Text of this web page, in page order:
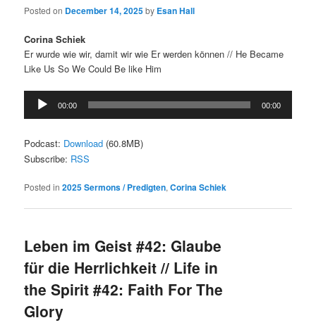
Posted on December 14, 2025by Esan Hall
Corina Schiek
Er wurde wie wir, damit wir wie Er werden können // He Became
Like Us So We Could Be like Him
Audio
Player
00:00 00:00
Podcast: Download (60.8MB)
Subscribe: RSS
Posted in 2025 Sermons / Predigten,Corina Schiek
Leben im Geist #42: Glaube
für die Herrlichkeit // Life in
the Spirit #42: Faith For The
Glory